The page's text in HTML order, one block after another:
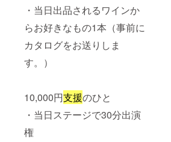
・当日出品されるワインか
らお好きなもの1本（事前に
カタログをお送りしま
す。）
10,000円支援のひと
・当日ステージで30分出演
権